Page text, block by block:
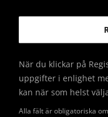
Alla fält är obligatoriska
När du klickar på
uppgifter i enlighet
kan när som helst